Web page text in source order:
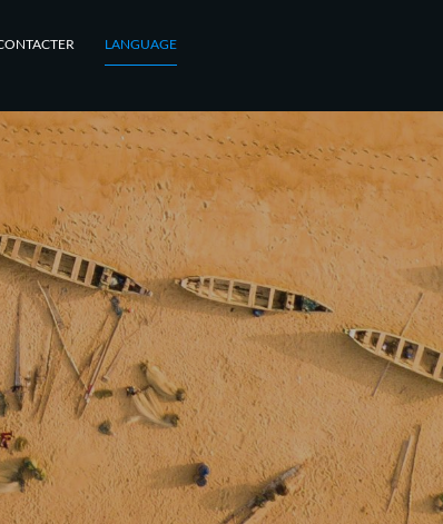
LANGUAGE